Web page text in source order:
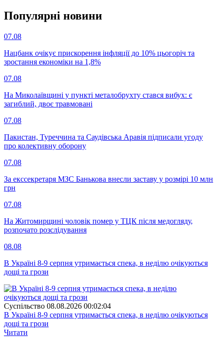
Популярнi новини
07.08
Нацбанк очікує прискорення інфляції до 10% цьогоріч та
зростання економіки на 1,8%
07.08
На Миколаївщині у пункті металобрухту стався вибух: є
загиблий, двоє травмовані
07.08
Пакистан, Туреччина та Саудівська Аравія підписали угоду
про колективну оборону
07.08
За екссекретаря МЗС Банькова внесли заставу у розмірі 10 млн
грн
07.08
На Житомирщині чоловік помер у ТЦК після медогляду,
розпочато розслідування
08.08
В Україні 8-9 серпня утримається спека, в неділю очікуються
дощі та грози
Суспiльство 08.08.2026 00:02:04
В Україні 8-9 серпня утримається спека, в неділю очікуються
дощі та грози
Читати